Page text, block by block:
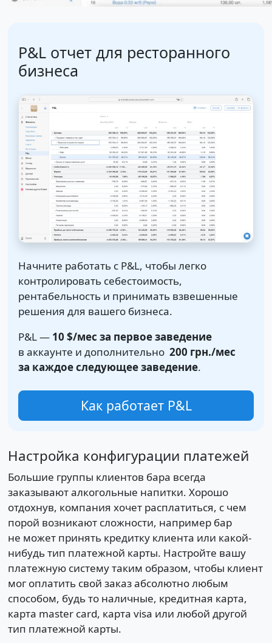
P&L отчет для ресторанного
бизнеса
Начните работать с P&L, чтобы легко
контролировать себестоимость,
рентабельность и принимать взвешенные
решения для вашего бизнеса.
P&L — 10 $/мес за первое заведение
в аккаунте и дополнительно 200 грн./мес
за каждое следующее заведение.
Как работает P&L
Настройка конфигурации платежей
Большие группы клиентов бара всегда
заказывают алкогольные напитки. Хорошо
отдохнув, компания хочет расплатиться, с чем
порой возникают сложности, например бар
не может принять кредитку клиента или какой-
нибудь тип платежной карты. Настройте вашу
платежную систему таким образом, чтобы клиент
мог оплатить свой заказ абсолютно любым
способом, будь то наличные, кредитная карта,
карта master card, карта visa или любой другой
тип платежной карты.